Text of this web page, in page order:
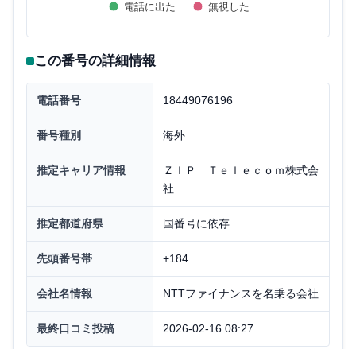
電話に出た 無視した
この番号の詳細情報
電話番号 18449076196
番号種別 海外
推定キャリア情報
ＺＩＰ Ｔｅｌｅｃｏｍ株式会
社
推定都道府県 国番号に依存
先頭番号帯 +184
会社名情報 NTTファイナンスを名乗る会社
最終口コミ投稿 2026-02-16 08:27